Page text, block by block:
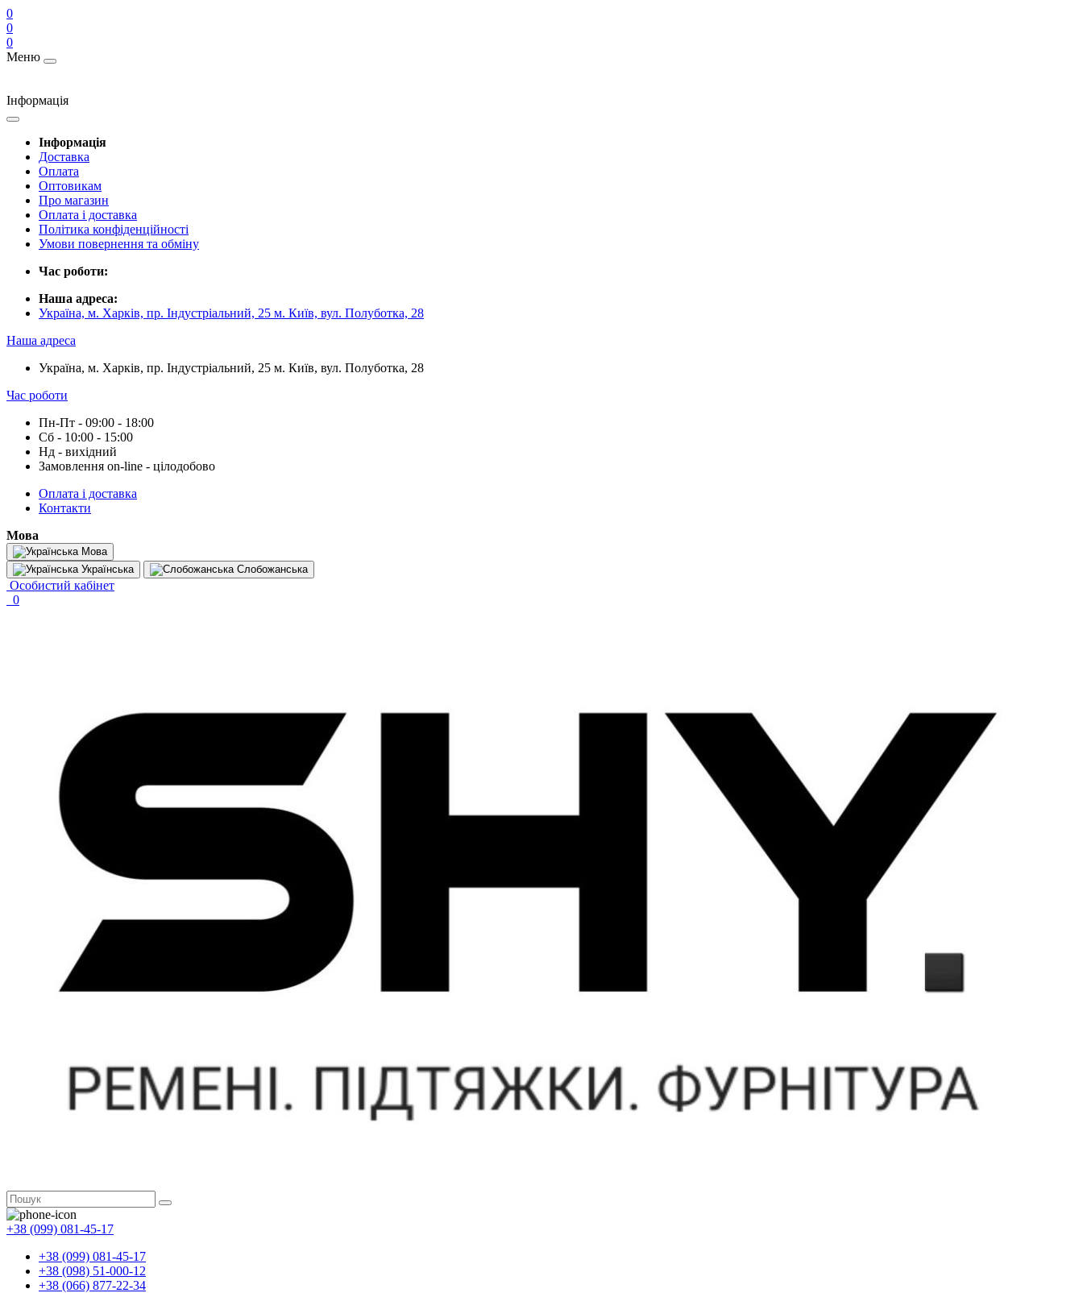
0
0
0
Меню
Інформація
Інформація
Доставка
Оплата
Оптовикам
Про магазин
Оплата і доставка
Політика конфіденційності
Умови повернення та обміну
Час роботи:
Наша адреса:
Україна, м. Харків, пр. Індустріальний, 25 м. Київ, вул. Полуботка, 28
Наша адреса
Україна, м. Харків, пр. Індустріальний, 25 м. Київ, вул. Полуботка, 28
Час роботи
Пн-Пт - 09:00 - 18:00
Сб - 10:00 - 15:00
Нд - вихідний
Замовлення on-line - цілодобово
Оплата і доставка
Контакти
Мова
Мова
Українська
Слобожанська
Особистий кабінет
0
+38 (099) 081-45-17
+38 (099) 081-45-17
+38 (098) 51-000-12
+38 (066) 877-22-34